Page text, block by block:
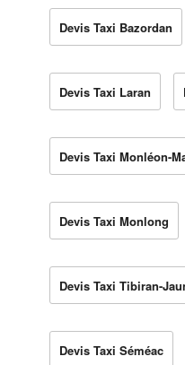
Devis Taxi Bazordan
Devis Taxi Laran
Devis Taxi Monléon-
Devis Taxi Monlong
Devis Taxi Tibiran-
Devis Taxi Séméac